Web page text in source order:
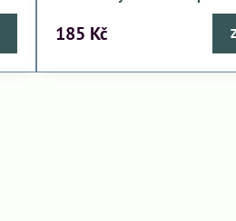
185 Kč